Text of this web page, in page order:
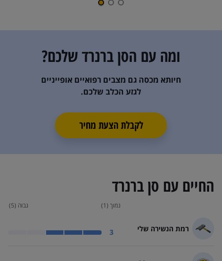
ומה עם הסן ברנרדשלכם?
חיותא מכסה גם מצבים רפואיים אופייניים
לגזע הכלב שלכם.
לקבלת הצעת מחיר
החיים עם סן ברנרד
נמוך (1) גבוה (5)
רמת הנשירה שלי
רמת הנשירה של סן ברנרד בינונית
3